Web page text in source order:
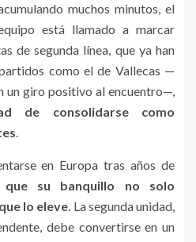
muchos minutos, el
está llamado a marcar
de segunda línea, que ya han
como el de Vallecas —
un giro positivo al encuentro—,
de consolidarse como
.
en Europa tras años de
que su banquillo no solo
lo eleve. La segunda unidad,
debe convertirse en un